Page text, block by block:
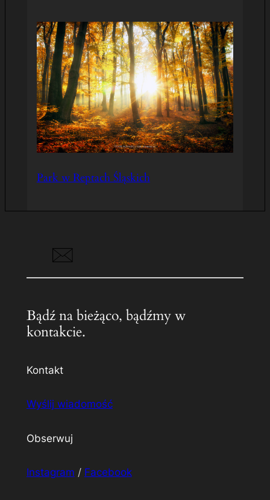
Park w Reptach Śląskich
Bądź na bieżąco, bądźmy w
kontakcie.
Kontakt
Wyślij wiadomość
Obserwuj
Instagram / Facebook